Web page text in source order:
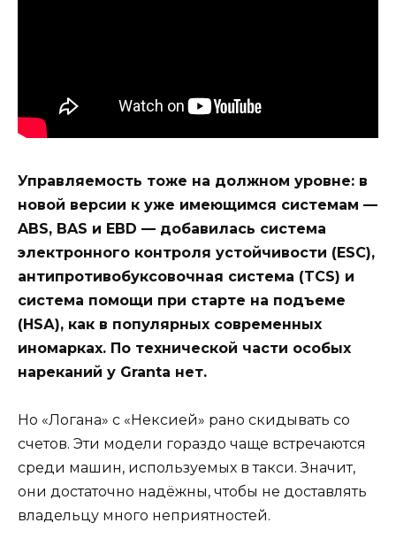
Управляемость тоже на должном уровне: в
новой версии к уже имеющимся системам —
ABS, BAS и EBD — добавилась система
электронного контроля устойчивости (ESC),
антипротивобуксовочная система (TCS) и
система помощи при старте на подъеме
(HSА), как в популярных современных
иномарках. По технической части особых
нареканий у Granta нет.
Но «Логана» с «Нексией» рано скидывать со
счетов. Эти модели гораздо чаще встречаются
среди машин, используемых в такси. Значит,
они достаточно надёжны, чтобы не доставлять
владельцу много неприятностей.